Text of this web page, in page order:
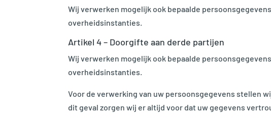
Wij verwerken mogelijk ook bepaalde
overheidsinstanties.
Artikel 4 – Doorgifte aan derde partijen
Wij verwerken mogelijk ook bepaalde
overheidsinstanties.
Voor de verwerking van uw persoonsgegevens stellen
dit geval zorgen wij er altijd voor dat uw gegevens